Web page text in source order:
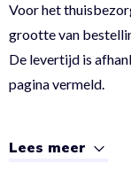
Voor het
grootte van
De levertijd is
pagina vermeld.
Lees meer